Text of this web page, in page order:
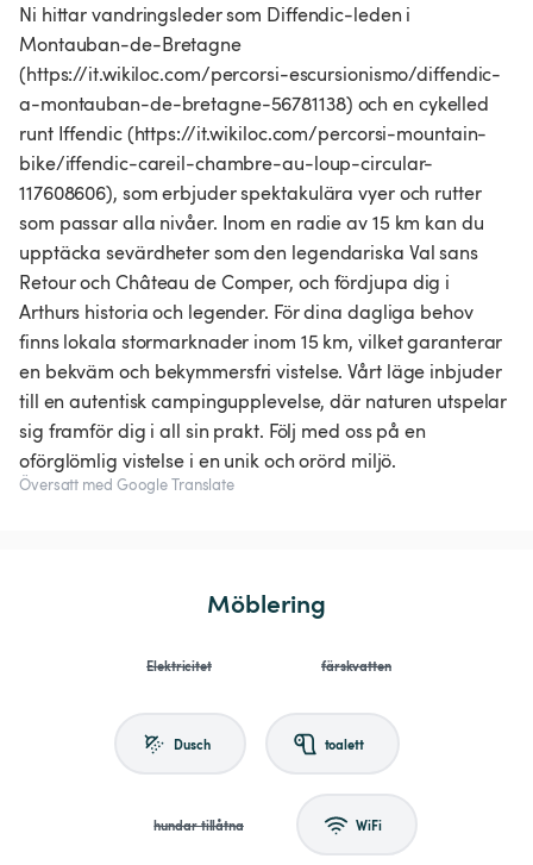
Ni hittar vandringsleder som Diffendic-leden i
Montauban-de-Bretagne
(https://it.wikiloc.com/percorsi-escursionismo/diffendic-
a-montauban-de-bretagne-56781138) och en cykelled
runt Iffendic (https://it.wikiloc.com/percorsi-mountain-
bike/iffendic-careil-chambre-au-loup-circular-
117608606), som erbjuder spektakulära vyer och rutter
som passar alla nivåer. Inom en radie av 15 km kan du
upptäcka sevärdheter som den legendariska Val sans
Retour och Château de Comper, och fördjupa dig i
Arthurs historia och legender. För dina dagliga behov
finns lokala stormarknader inom 15 km, vilket garanterar
en bekväm och bekymmersfri vistelse. Vårt läge inbjuder
till en autentisk campingupplevelse, där naturen utspelar
sig framför dig i all sin prakt. Följ med oss på en
oförglömlig vistelse i en unik och orörd miljö.
Översatt med Google Translate
Möblering
Elektricitet färskvatten
Dusch toalett
hundar tillåtna WiFi